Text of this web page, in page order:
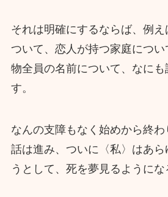
それは明確にするならば、例
ついて、恋人が持つ家庭につい
物全員の名前について、なに
す。
なんの支障もなく始めから終
話は進み、ついに〈私〉はあ
うとして、死を夢見るようにな